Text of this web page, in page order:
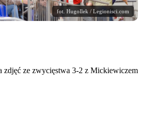
fot. Hugollek / Legionisci.com
zdjęć ze zwycięstwa 3-2 z Mickiewiczem